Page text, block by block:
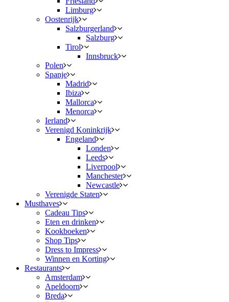
Limburg
Oostenrijk
Salzburgerland
Salzburg
Tirol
Innsbruck
Polen
Spanje
Madrid
Ibiza
Mallorca
Menorca
Ierland
Verenigd Koninkrijk
Engeland
Londen
Leeds
Liverpool
Manchester
Newcastle
Verenigde Staten
Musthaves
Cadeau Tips
Eten en drinken
Kookboeken
Shop Tips
Dress to Impress
Winnen en Korting
Restaurants
Amsterdam
Apeldoorn
Breda